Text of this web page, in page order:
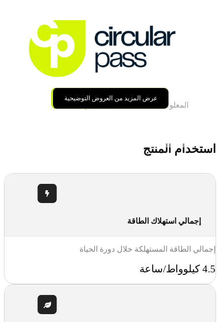
المعلومات استخدام المنتج
عرض المزيد من العروض التوضيحية
استخدام المنتج
إجمالي استهلاك الطاقة
إجمالي الطاقة المستهلكة خلال دورة الحياة
4.5 كيلوواط/ساعة